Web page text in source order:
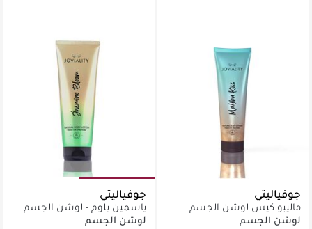
جوفياليتي
ماليبو كيس لوشن الجسم
الطبيعي
لوشن الجسم
جوفياليتي
ياسمين بلوم - لوشن الجسم
الطبيعي
لوشن الجسم